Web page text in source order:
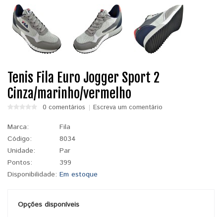
Tenis Fila Euro Jogger Sport 2
Cinza/marinho/vermelho
0 comentários Escreva um comentário
Marca:
Fila
Código:
8034
Unidade:
Par
Pontos:
399
Disponibilidade: Em estoque
Opções disponíveis